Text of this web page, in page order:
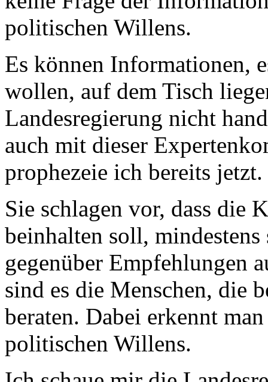
politischen Willens.
Es können Informationen,
wollen, auf dem Tisch
Landesregierung nicht
auch mit dieser
prophezeie ich bereits jetzt.
Sie schlagen vor, dass die
beinhalten soll,
gegenüber Empfehlungen
sind es die Menschen, die
beraten. Dabei erkennt
politischen Willens.